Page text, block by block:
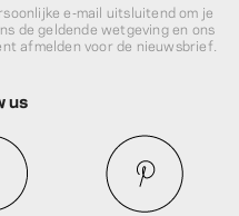
e‑mail uitsluitend om je
de geldende wetgeving en ons
afmelden voor de nieuwsbrief.
us